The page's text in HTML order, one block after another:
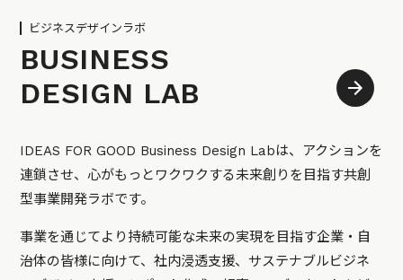
ビジネスデザインラボ
BUSINESS
DESIGN LAB
IDEAS FOR GOOD Business Design Labは、アクションを
連鎖させ、心がもっとワクワクする未来創りを目指す共創
型事業開発ラボです。
事業を通じてより持続可能な未来の実現を目指す企業・自
治体の皆様に向けて、社内浸透支援、サステナブルビジネ